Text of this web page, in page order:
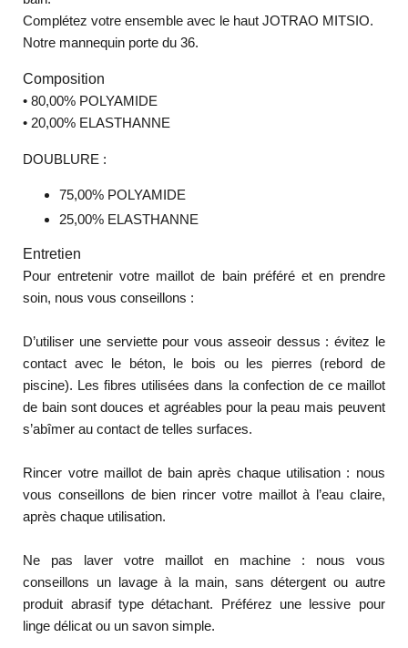
Complétez votre ensemble avec le haut JOTRAO MITSIO.
Notre mannequin porte du 36.
Composition
• 80,00% POLYAMIDE
• 20,00% ELASTHANNE
DOUBLURE :
75,00% POLYAMIDE
25,00% ELASTHANNE
Entretien
Pour entretenir votre maillot de bain préféré et en prendre
soin, nous vous conseillons :
D’utiliser une serviette pour vous asseoir dessus : évitez le
contact avec le béton, le bois ou les pierres (rebord de
piscine). Les fibres utilisées dans la confection de ce maillot
de bain sont douces et agréables pour la peau mais peuvent
s’abîmer au contact de telles surfaces.
Rincer votre maillot de bain après chaque utilisation : nous
vous conseillons de bien rincer votre maillot à l’eau claire,
après chaque utilisation.
Ne pas laver votre maillot en machine : nous vous
conseillons un lavage à la main, sans détergent ou autre
produit abrasif type détachant. Préférez une lessive pour
linge délicat ou un savon simple.